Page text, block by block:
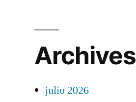
Archives
julio 2026